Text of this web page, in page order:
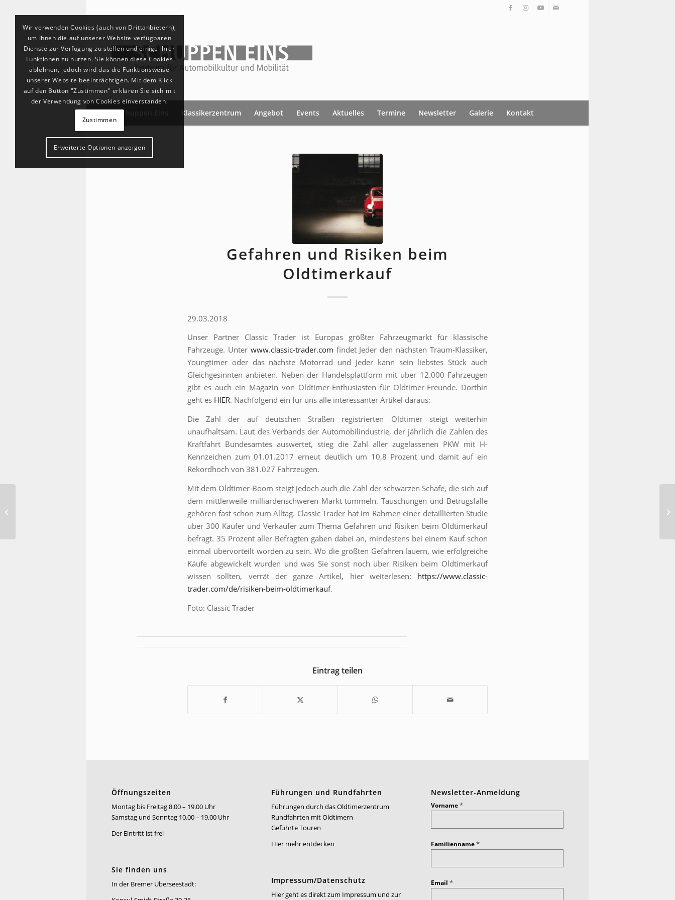
Schuppen Eins Klassikerzentrum Angebot Events Aktuelles Termine Newsletter Galerie Kontakt
Gefahren und Risiken beim
Oldtimerkauf
29.03.2018
Unser Partner Classic Trader ist Europas größter Fahrzeugmarkt für klassische
Fahrzeuge. Unter www.classic-trader.com findet Jeder den nächsten Traum-Klassiker,
Youngtimer oder das nächste Motorrad und Jeder kann sein liebstes Stück auch
Gleichgesinnten anbieten. Neben der Handelsplattform mit über 12.000 Fahrzeugen
gibt es auch ein Magazin von Oldtimer-Enthusiasten für Oldtimer-Freunde. Dorthin
geht es HIER. Nachfolgend ein für uns alle interessanter Artikel daraus:
Die Zahl der auf deutschen Straßen registrierten Oldtimer steigt weiterhin
unaufhaltsam. Laut des Verbands der Automobilindustrie, der jährlich die Zahlen des
Kraftfahrt Bundesamtes auswertet, stieg die Zahl aller zugelassenen PKW mit H-
Kennzeichen zum 01.01.2017 erneut deutlich um 10,8 Prozent und damit auf ein
Rekordhoch von 381.027 Fahrzeugen.
Mit dem Oldtimer-Boom steigt jedoch auch die Zahl der schwarzen Schafe, die sich auf
dem mittlerweile milliardenschweren Markt tummeln. Täuschungen und Betrugsfälle
gehören fast schon zum Alltag. Classic Trader hat im Rahmen einer detaillierten Studie
über 300 Käufer und Verkäufer zum Thema Gefahren und Risiken beim Oldtimerkauf
befragt. 35 Prozent aller Befragten gaben dabei an, mindestens bei einem Kauf schon
einmal übervorteilt worden zu sein. Wo die größten Gefahren lauern, wie erfolgreiche
Käufe abgewickelt wurden und was Sie sonst noch über Risiken beim Oldtimerkauf
wissen sollten, verrät der ganze Artikel, hier weiterlesen: https://www.classic-
trader.com/de/risiken-beim-oldtimerkauf.
Foto: Classic Trader
Eintrag teilen
Öffnungszeiten
Montag bis Freitag 8.00 – 19.00 Uhr
Samstag und Sonntag 10.00 – 19.00 Uhr
Der Eintritt ist frei
Sie finden uns
In der Bremer Überseestadt:
Führungen und Rundfahrten
Führungen durch das Oldtimerzentrum
Rundfahrten mit Oldtimern
Geführte Touren
Hier mehr entdecken
Impressum/Datenschutz
Hier geht es direkt zum Impressum und zur
Newsletter-Anmeldung
Vorname*
Familienname*
Email *
Wir verwenden Cookies (auch von Drittanbietern),
um Ihnen die auf unserer Website verfügbaren
Dienste zur Verfügung zu stellen und einige ihrer
Funktionen zu nutzen. Sie können diese Cookies
ablehnen, jedoch wird das die Funktionsweise
unserer Website beeinträchtigen. Mit dem Klick
auf den Button "Zustimmen" erklären Sie sich mit
der Verwendung von Cookies einverstanden.
Zustimmen
Erweiterte Optionen anzeigen